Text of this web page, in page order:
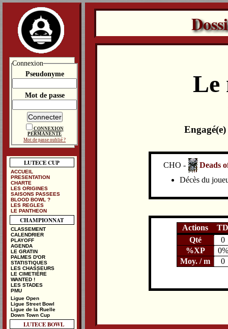
Le
CHO -
Deads
Décès du
Actions
Qté
0
%XP
0%
Moy. / m
0
Connexion
Pseudonyme
Mot de passe
CONNEXION
PERMANENTE
Mot de passe oublié ?
LUTECE CUP
ACCUEIL
PRESENTATION
CHARTE
LES ORIGINES
SAISONS PASSEES
BLOOD BOWL ?
LES REGLES
LE PANTHEON
CHAMPIONNAT
CLASSEMENT
CALENDRIER
PLAYOFF
AGENDA
LE GRATIN
PALMES D'OR
STATISTIQUES
LES CHASSEURS
LE CIMETIÈRE
WANTED !
LES STADES
PMU
Ligue Open
Ligue Street Bowl
Ligue de la Ruelle
Down Town Cup
LUTECE BOWL